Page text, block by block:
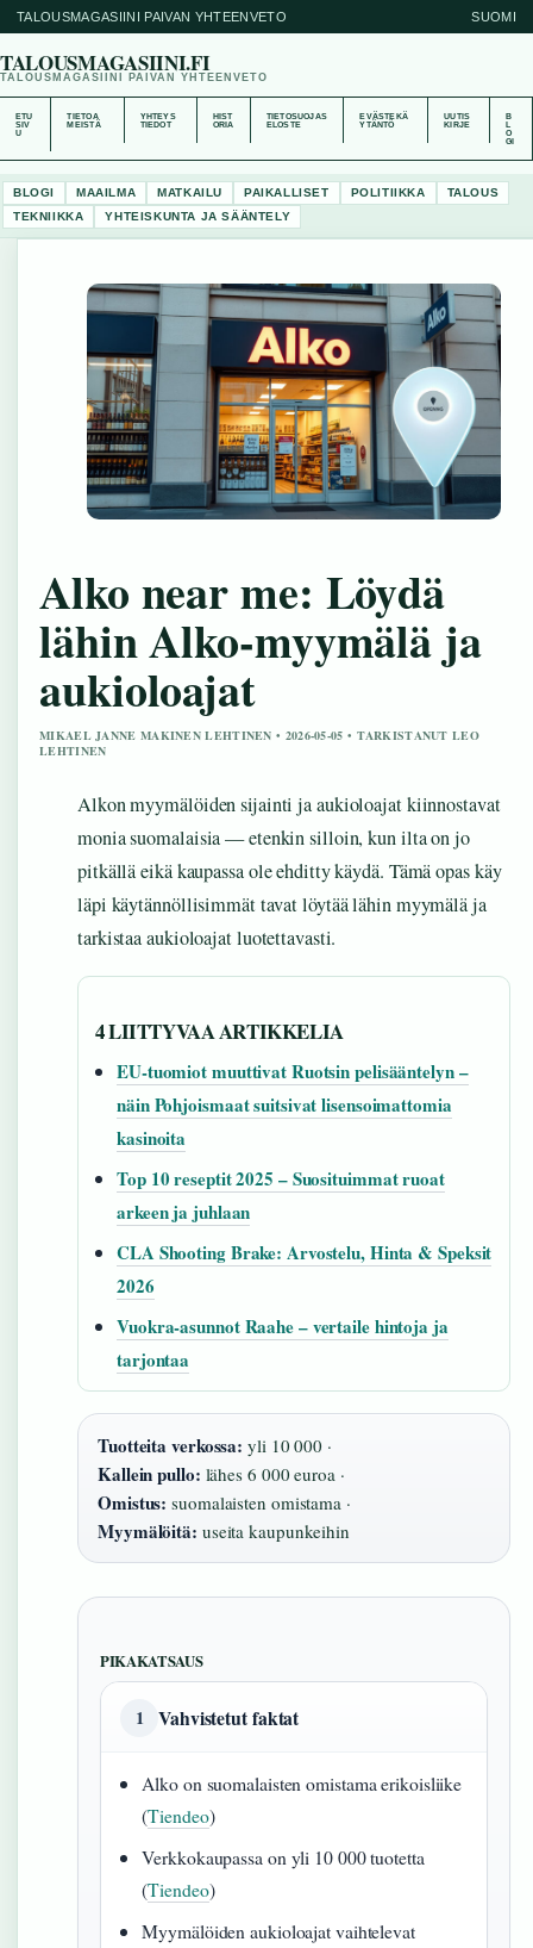
TALOUSMAGASIINI PAIVAN YHTEENVETO SUOMI
TALOUSMAGASIINI.FI
TALOUSMAGASIINI PAIVAN YHTEENVETO
ETU
SIV
U
TIETOA
MEISTÄ
YHTEYS
TIEDOT
HIST
ORIA
TIETOSUOJAS
ELOSTE
EVÄSTEKÄ
YTÄNTÖ
UUTIS
KIRJE
B
O
GI
BLOGI MAAILMA MATKAILU PAIKALLISET POLITIIKKA
TALOUS
TEKNIIKKA
YHTEISKUNTA JA SÄÄNTELY
Alko near me: Löydä
lähin Alko-myymälä ja
aukioloajat
MIKAEL JANNE MAKINEN LEHTINEN • 2026-05-05 • TARKISTANUT LEO
LEHTINEN
Alkon myymälöiden sijainti ja aukioloajat kiinnostavat
monia suomalaisia — etenkin silloin, kun ilta on jo
pitkällä eikä kaupassa ole ehditty käydä. Tämä opas käy
läpi käytännöllisimmät tavat löytää lähin myymälä ja
tarkistaa aukioloajat luotettavasti.
4 LIITTYVAA ARTIKKELIA
EU-tuomiot muuttivat Ruotsin pelisääntelyn –
näin Pohjoismaat suitsivat lisensoimattomia
kasinoita
Top 10 reseptit 2025 – Suosituimmat ruoat
arkeen ja juhlaan
CLA Shooting Brake: Arvostelu, Hinta & Speksit
2026
Vuokra-asunnot Raahe – vertaile hintoja ja
tarjontaa
Tuotteita verkossa: yli 10 000 ·
Kallein pullo: lähes 6 000 euroa ·
Omistus: suomalaisten omistama ·
Myymälöitä: useita kaupunkeihin
PIKAKATSAUS
1 Vahvistetut faktat
Alko on suomalaisten omistama erikoisliike
(Tiendeo)
Verkkokaupassa on yli 10 000 tuotetta
(Tiendeo)
Myymälöiden aukioloajat vaihtelevat